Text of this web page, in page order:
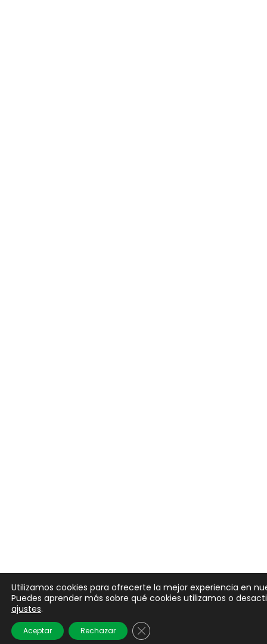
Utilizamos cookies para ofrecerte la mejor experiencia en
Puedes aprender más sobre qué cookies utilizamos o
ajustes.
Aceptar Rechazar Cerrar el banner de cookies